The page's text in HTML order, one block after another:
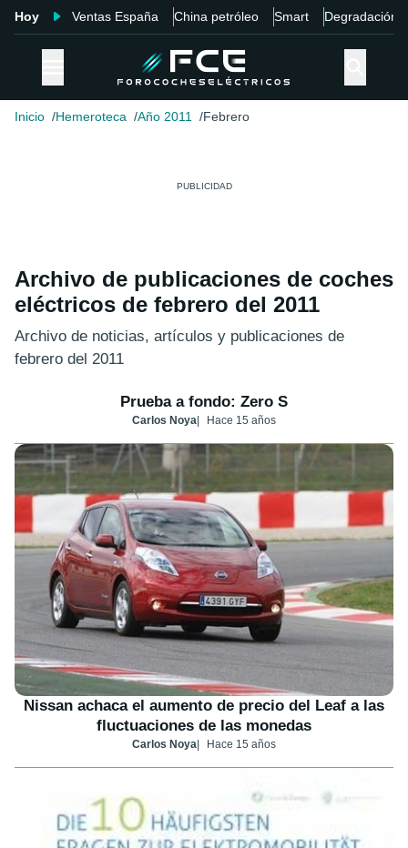
Hoy Ventas España China petróleo Smart Degradación
Inicio Hemeroteca Año 2011 Febrero
Archivo de publicaciones de coches
eléctricos de febrero del 2011
Archivo de noticias, artículos y publicaciones de
febrero del 2011
Prueba a fondo: Zero S
Carlos Noya Hace 15 años
Nissan achaca el aumento de precio del Leaf a las
fluctuaciones de las monedas
Carlos Noya Hace 15 años